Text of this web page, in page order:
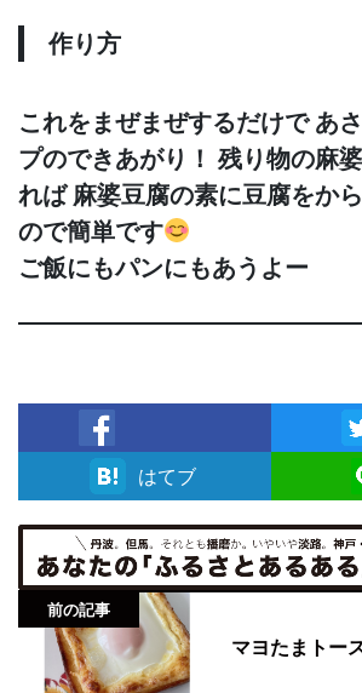
作り方
これをまぜまぜするだけで あ
プのできあがり！ 残り物の麻
れば 麻婆豆腐の素に豆腐をか
ので簡単です
ご飯にもパンにもあうよー
facebook
はてブ
前の記事
マヨたまトー